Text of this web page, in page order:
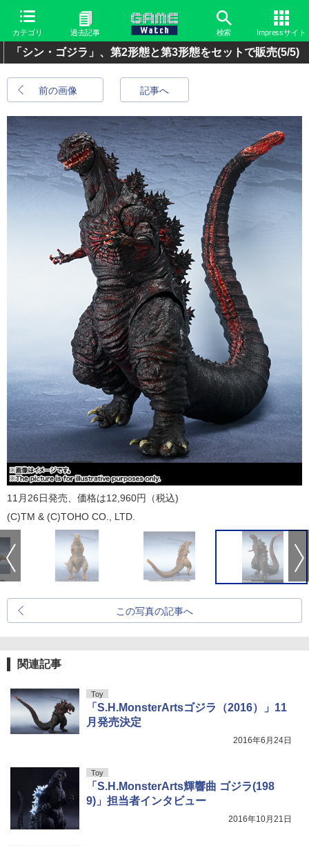
カテゴリ 過去記事 検索 Impressサイト
「シン・ゴジラ」、第2形態と第3形態をセットで販売(5/5)
前の画像 記事へ
11月26日発売、価格は12,960円（税込)
(C)TM & (C)TOHO CO., LTD.
この写真の記事へ
関連記事
Toy
「S.H.MonsterArtsゴジラ（2016）」11
月発売決定
2016年6月24日
Toy
「S.H.MonsterArts輝響曲 ゴジラ(198
9)」担当者インタビュー
2016年10月21日